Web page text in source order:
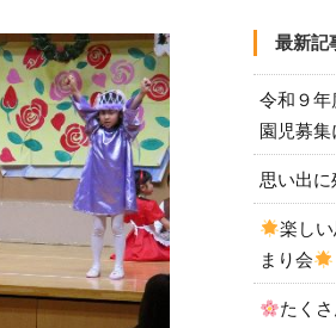
最新記
令和９年
園児募集
思い出
楽し
まり会
たく